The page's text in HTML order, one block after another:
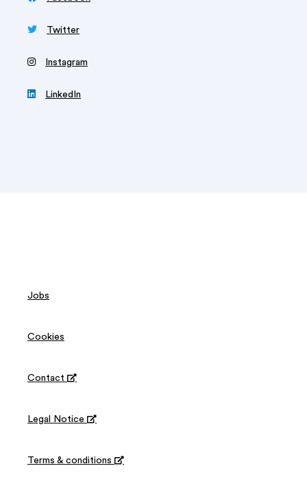
 Twitter
‍ Instagram
 LinkedIn
Jobs
Cookies
Contact 
Legal Notice 
Terms & conditions 